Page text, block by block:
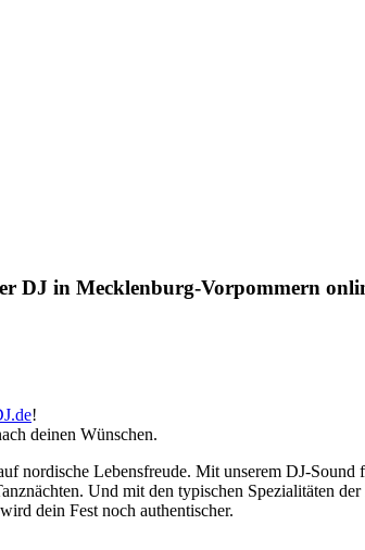
in Mecklenburg-Vorpommern
!
deinen Wünschen.
Lebensfreude. Mit unserem DJ-
Und mit den typischen Spezialitäten
dein Fest noch authentischer.